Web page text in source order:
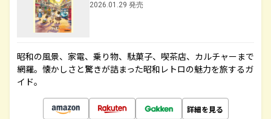
2026.01.29 発売
昭和の風景、家電、乗り物、駄菓子、喫茶店、カルチャーまで
網羅。懐かしさと驚きが詰まった昭和レトロの魅力を旅するガ
イド。
詳細を見る